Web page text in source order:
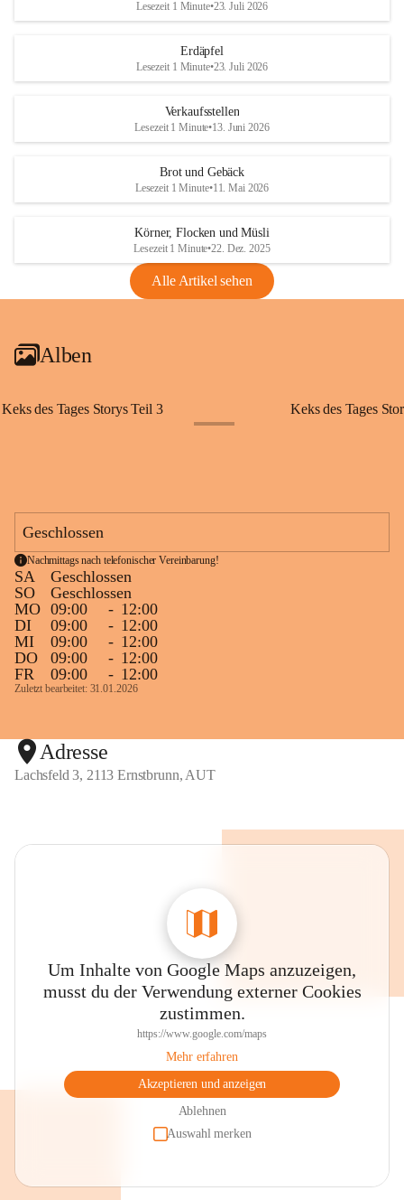
Lesezeit 1 Minute•23. Juli 2026
Erdäpfel
Lesezeit 1 Minute•23. Juli 2026
Verkaufsstellen
Lesezeit 1 Minute•13. Juni 2026
Brot und Gebäck
Lesezeit 1 Minute•11. Mai 2026
Körner, Flocken und Müsli
Lesezeit 1 Minute•22. Dez. 2025
Alle Artikel sehen
Alben
Keks des Tages Storys Teil 3 Keks des Tages
Geschlossen
Nachmittags nach telefonischer Vereinbarung!
SA
Geschlossen
SO
Geschlossen
MO 09:00 - 12:00
DI
09:00 - 12:00
MI
09:00 - 12:00
DO
09:00 - 12:00
FR
09:00 - 12:00
Zuletzt bearbeitet: 31.01.2026
Adresse
Lachsfeld 3, 2113 Ernstbrunn, AUT
Um Inhalte von Google Maps anzuzeigen,
musst du der Verwendung externer Cookies
zustimmen.
https://www.google.com/maps
Mehr erfahren
Akzeptieren und anzeigen
Ablehnen
Auswahl merken